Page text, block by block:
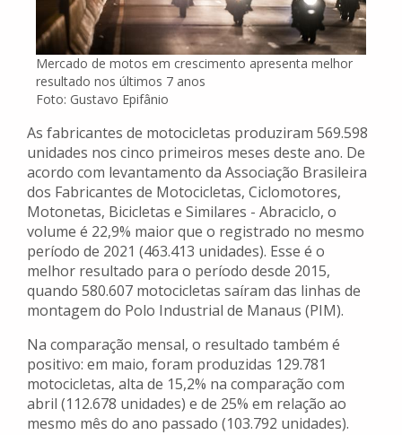
Mercado de motos em crescimento apresenta melhor
resultado nos últimos 7 anos
Foto: Gustavo Epifânio
As fabricantes de motocicletas produziram 569.598
unidades nos cinco primeiros meses deste ano. De
acordo com levantamento da Associação Brasileira
dos Fabricantes de Motocicletas, Ciclomotores,
Motonetas, Bicicletas e Similares - Abraciclo, o
volume é 22,9% maior que o registrado no mesmo
período de 2021 (463.413 unidades). Esse é o
melhor resultado para o período desde 2015,
quando 580.607 motocicletas saíram das linhas de
montagem do Polo Industrial de Manaus (PIM).
Na comparação mensal, o resultado também é
positivo: em maio, foram produzidas 129.781
motocicletas, alta de 15,2% na comparação com
abril (112.678 unidades) e de 25% em relação ao
mesmo mês do ano passado (103.792 unidades).